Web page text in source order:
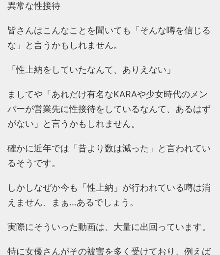
異常な性接待
皆さんはこんなことを聞いても「そんな噂を信じる
な」と言うかもしれません。
「性上納をしていたなんて、ありえない」
ましてや「あれだけ有名なKARAや少女時代のメン
バーが営業先に性接待をしているなんて、あるはず
がない」と言うかもしれません。
確かに近年では「昔より数は減った」と言われてい
るそうです。
しかしなぜか今も「性上納」が行われている噂は消
えません、まぁ…あるでしょう。
実際にそういった動画は、大量に出回っています。
特に女優さんがその被害を多く受けており、例えば